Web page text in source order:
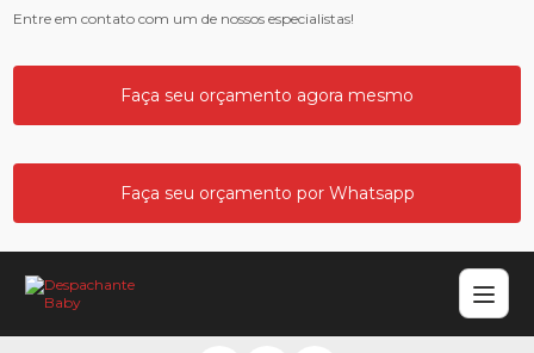
Entre em contato com um de nossos especialistas!
Faça seu orçamento agora mesmo
Faça seu orçamento por Whatsapp